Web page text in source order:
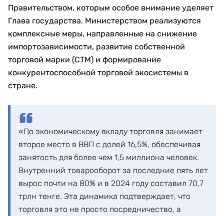
Правительством, которым особое внимание уделяет
Глава государства. Министерством реализуются
комплексные меры, направленные на снижение
импортозависимости, развитие собственной
торговой марки (СТМ) и формирование
конкурентоспособной торговой экосистемы в
стране.
«По экономическому вкладу торговля занимает
второе место в ВВП с долей 16,5%, обеспечивая
занятость для более чем 1,5 миллиона человек.
Внутренний товарооборот за последние пять лет
вырос почти на 80% и в 2024 году составил 70,7
трлн тенге. Эта динамика подтверждает, что
торговля это не просто посредничество, а